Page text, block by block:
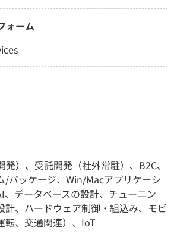
ォーム
）、受託開発（社外常駐）、B2C、
/パッケージ、Win/Macアプリケーシ
、データベースの設計、チューニン
計、ハードウェア制御・組込み、モビ
転、交通関連）、IoT